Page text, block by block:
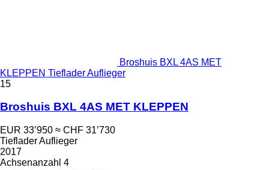
Broshuis BXL 4AS MET
KLEPPEN Tieflader Auflieger
15
Broshuis BXL 4AS MET KLEPPEN
EUR 33’950 ≈ CHF 31’730
Tieflader Auflieger
2017
Achsenanzahl 4